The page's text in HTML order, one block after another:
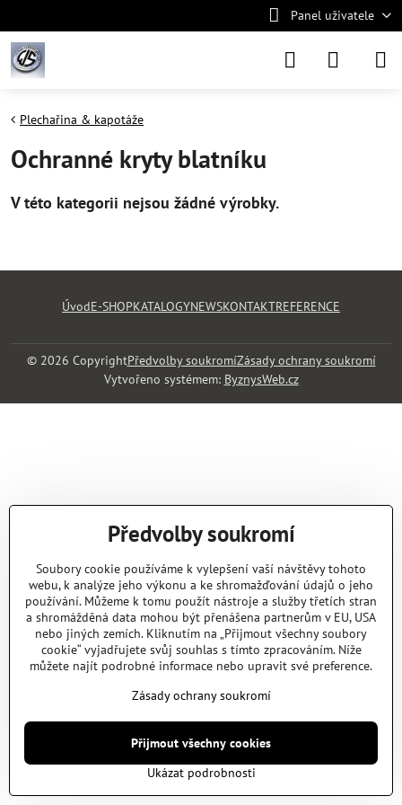
Panel uživatele
Plechařina & kapotáže
Ochranné kryty blatníku
ÚvodE-SHOPKATALOGYNEWSKONTAKTREFERENCE
© 2026 CopyrightPředvolby soukromíZásady ochrany soukromí
Vytvořeno systémem: ByznysWeb.cz
Předvolby soukromí
Soubory cookie používáme k vylepšení vaší návštěvy tohoto
webu, k analýze jeho výkonu a ke shromažďování údajů o jeho
používání. Můžeme k tomu použít nástroje a služby třetích stran
a shromážděná data mohou být přenášena partnerům v EU, USA
nebo jiných zemích. Kliknutím na „Přijmout všechny soubory
cookie“ vyjadřujete svůj souhlas s tímto zpracováním. Níže
můžete najít podrobné informace nebo upravit své preference.
Zásady ochrany soukromí
Ukázat podrobnosti
Přijmout všechny cookies